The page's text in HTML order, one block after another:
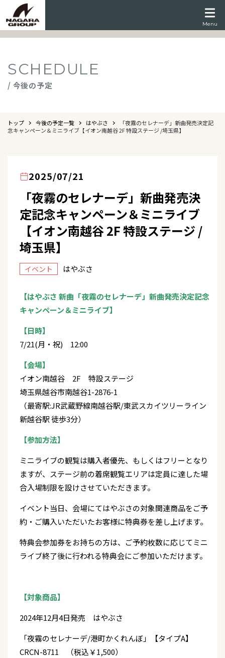
Menu
SCHEDULE
/ 今後の予定
トップ 今後の予定一覧 はやぶさ
「夜霧のセレナーデ」新曲発売決定記
念キャンペーン＆ミニライブ【イオン南越谷 2F 特設ステージ /埼玉県】
2025/07/21
「夜霧のセレナーデ」新曲発売決
定記念キャンペーン＆ミニライブ
【イオン南越谷 2F 特設ステージ /
埼玉県】
イベント はやぶさ
【はやぶさ 新曲「夜霧のセレナーデ」新曲発売決定記念
キャンペーン＆ミニライブ】
【日時】
7/21(月・祝) 12:00
【会場】
イオン南越谷 2F 特設ステージ
埼玉県越谷市南越谷1-2876-1
（最寄駅:JR武蔵野線南越谷駅/東武スカイツリーライン
新越谷駅 徒歩3分）
【参加方法】
ミニライブの観覧は購入者優先、もしくはフリーとなり
ますが、ステージ前の着席観覧エリアは定員に達した場
合入場制限を設けさせていただきます。
イベント当日、会場にてはやぶさの対象関連商品をご予
約・ご購入いただいたお客様に特典券を差し上げます。
特典会参加券をお持ちの方は、ご予約枚数に応じてミニ
ライブ終了後に行われる特典会にご参加いただけます。
【対象商品】
2024年12月4日発売 はやぶさ
「夜霧のセレナーデ/港町かくれんぼ」【タイプA】
CRCN-8711 （税込￥1,500）